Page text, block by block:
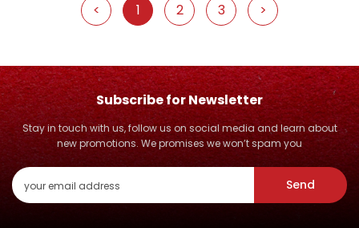
< 1 2 3 >
Subscribe for Newsletter
Stay in touch with us, follow us on social media and learn about
new promotions. We promises we won’t spam you
Send